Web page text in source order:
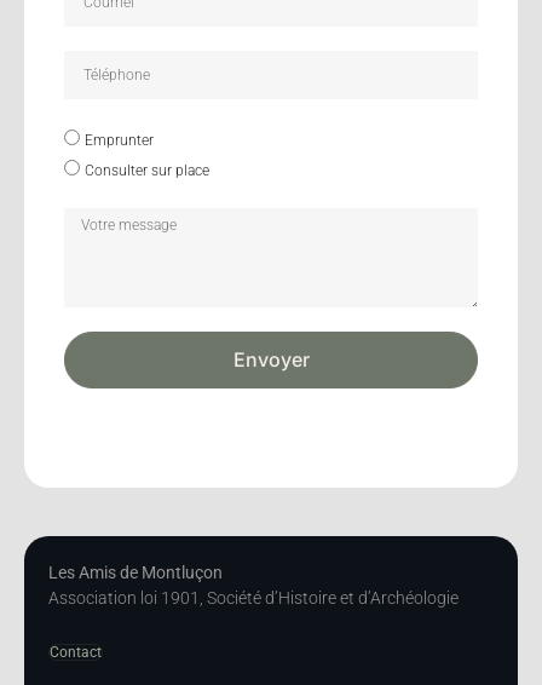
Emprunter
Consulter sur place
Envoyer
Les Amis de Montluçon
Association loi 1901, Société d’Histoire et d’Archéologie
Contact